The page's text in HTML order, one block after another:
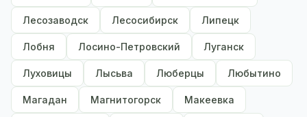
Лесозаводск Лесосибирск Липецк
Лобня Лосино-Петровский Луганск
Луховицы Лысьва Люберцы Любытино
Магадан Магнитогорск Макеевка